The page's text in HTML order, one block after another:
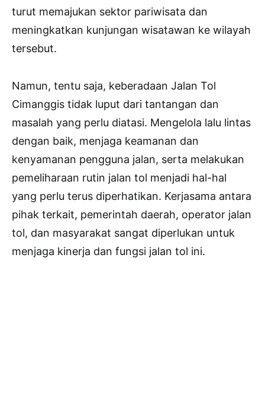
turut memajukan sektor pariwisata dan
meningkatkan kunjungan wisatawan ke wilayah
tersebut.
Namun, tentu saja, keberadaan Jalan Tol
Cimanggis tidak luput dari tantangan dan
masalah yang perlu diatasi. Mengelola lalu lintas
dengan baik, menjaga keamanan dan
kenyamanan pengguna jalan, serta melakukan
pemeliharaan rutin jalan tol menjadi hal-hal
yang perlu terus diperhatikan. Kerjasama antara
pihak terkait, pemerintah daerah, operator jalan
tol, dan masyarakat sangat diperlukan untuk
menjaga kinerja dan fungsi jalan tol ini.